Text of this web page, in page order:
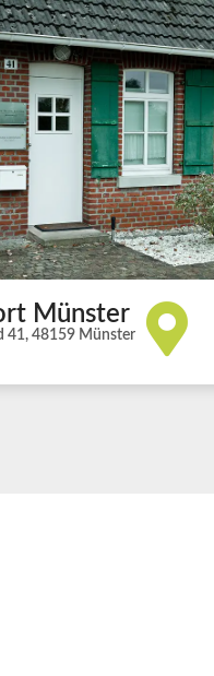
Münster
41, 48159 Münster